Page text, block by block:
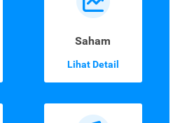
Saham
Lihat Detail